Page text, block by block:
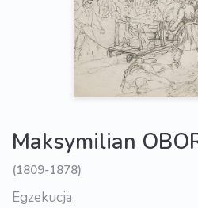
Maksymilian
(1809-1878)
Egzekucja